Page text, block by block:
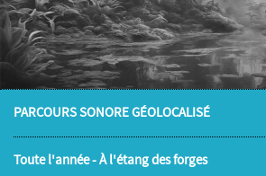
PARCOURS SONORE GÉOLOCALISÉ
Toute l'année - À l'étang des forges